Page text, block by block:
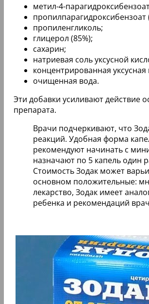
метил-4-
пропилпарагидроксибензоат
пропиленгликоль;
глицерол (85%);
сахарин;
натриевая соль уксусной
концентрированная уксусная
очищенная вода.
Эти добавки усиливают действие
препарата.
Врачи подчеркивают, что
реакций. Удобная форма
рекомендуют начинать с
назначают по 5 капель один
Стоимость Зодак может
основном положительные:
лекарство, Зодак имеет
ребенка и рекомендаций